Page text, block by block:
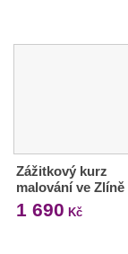
Zážitkový kurz
malování ve Zlíně
1 690 Kč